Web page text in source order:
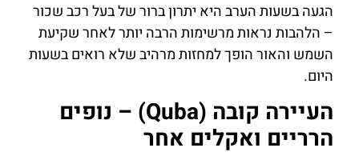
הגעה בשעות הערב היא יתרון ברור של בעל רכב שכור
– הלהבות נראות מרשימות הרבה יותר לאחר שקיעת
השמש והאור הופך למחזות מרהיב שלא רואים בשעות
היום.
העיירה קובה (Quba) – נופים
הרריים ואקלים אחר